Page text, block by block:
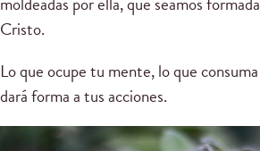
Cristo.
Lo que ocupe tu mente, lo que
dará forma a tus acciones.